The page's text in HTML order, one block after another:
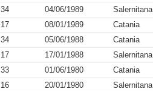
34
04/06/1989 Salernitana
17
08/01/1989 Catania
34
05/06/1988 Catania
17
17/01/1988 Salernitana
33
01/06/1980 Catania
16
20/01/1980 Salernitana